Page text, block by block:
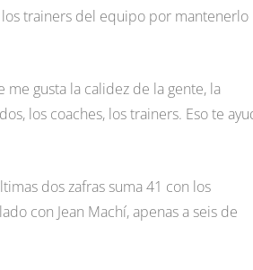
trainers del equipo por mantenerlo
me gusta la calidez de la gente, la
los coaches, los trainers. Eso te
dos zafras suma 41 con los
con Jean Machí, apenas a seis de